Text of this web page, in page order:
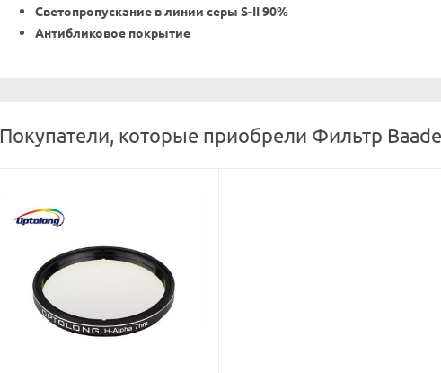
Светопропускание в линии серы S-II 90%
Антибликовое покрытие
Покупатели, которые приобрели Фильтр